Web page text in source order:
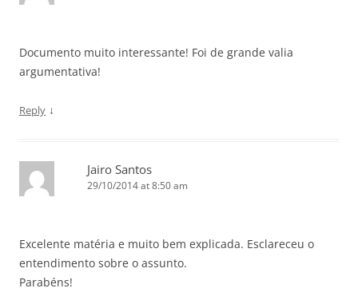
Documento muito interessante! Foi de grande valia
argumentativa!
Reply ↓
Jairo Santos
29/10/2014 at 8:50 am
Excelente matéria e muito bem explicada. Esclareceu o
entendimento sobre o assunto.
Parabéns!